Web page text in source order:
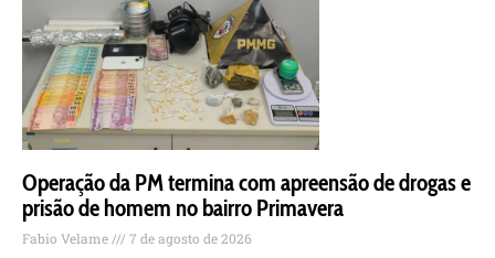
Operação da PM termina com apreensão de drogas e
prisão de homem no bairro Primavera
Fabio Velame 7 de agosto de 2026